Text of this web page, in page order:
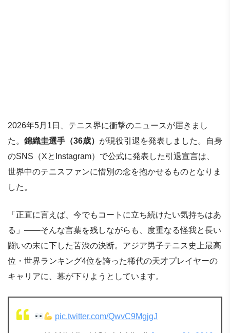
2026年5月1日、テニス界に衝撃のニュースが届きまし
た。 錦織圭選手（36歳） が現役引退を発表しました。自身
のSNS（XとInstagram）で公式に発表した引退宣言は、
世界中のテニスファンに惜別の念を抱かせるものとなりま
した。
「正直に言えば、今でもコートに立ち続けたい気持ちはあ
る」——そんな言葉を残しながらも、度重なる怪我と長い
闘いの末に下した苦渋の決断。アジア男子テニス史上最高
位・世界ランキング4位を誇った稀代の天才プレイヤーの
キャリアに、幕が下りようとしています。
pic.twitter.com/QwvC9MgjgJ